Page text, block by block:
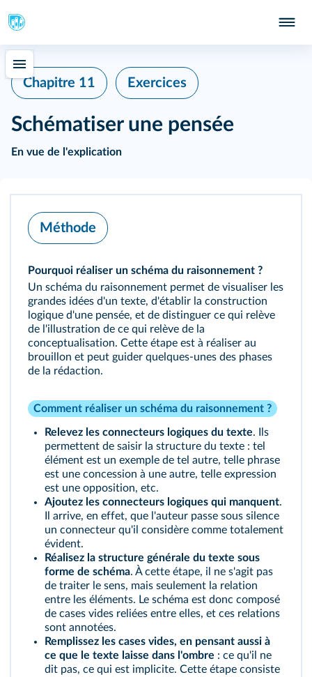
Chapitre 11 Exercices
Schématiser une pensée
En vue de l'explication
Méthode
Pourquoi réaliser un schéma du raisonnement ?
Un schéma du raisonnement permet de visualiser les
grandes idées d'un texte, d'établir la construction
logique d'une pensée, et de distinguer ce qui relève
de l'illustration de ce qui relève de la
conceptualisation. Cette étape est à réaliser au
brouillon et peut guider quelques-unes des phases
de la rédaction.
Comment réaliser un schéma du raisonnement ?
Relevez les connecteurs logiques du texte. Ils
permettent de saisir la structure du texte : tel
élément est un exemple de tel autre, telle phrase
est une concession à une autre, telle expression
est une opposition, etc.
Ajoutez les connecteurs logiques qui manquent.
Il arrive, en effet, que l'auteur passe sous silence
un connecteur qu'il considère comme totalement
évident.
Réalisez la structure générale du texte sous
forme de schéma. À cette étape, il ne s'agit pas
de traiter le sens, mais seulement la relation
entre les éléments. Le schéma est donc composé
de cases vides reliées entre elles, et ces relations
sont annotées.
Remplissez les cases vides, en pensant aussi à
ce que le texte laisse dans l'ombre : ce qu'il ne
dit pas, ce qui est implicite. Cette étape consiste